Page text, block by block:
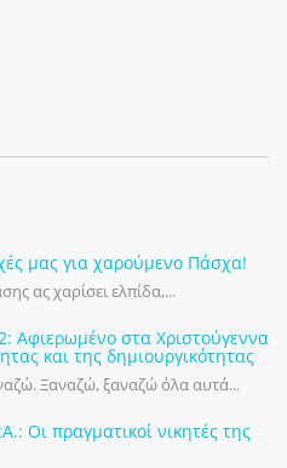
μας για χαρούμενο Πάσχα!
ας χαρίσει ελπίδα,...
Αφιερωμένο στα Χριστούγεννα
και της δημιουργικότητας
Ξαναζώ, ξαναζώ όλα αυτά...
Οι πραγματικοί νικητές της